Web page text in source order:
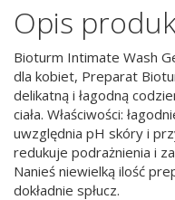
Opis
Bioturm Intimate Wash
dla kobiet, Preparat
delikatną i łagodną
ciała. Właściwości:
uwzględnia pH skóry i
redukuje podrażnienia i
Nanieś niewielką ilość
dokładnie spłucz.